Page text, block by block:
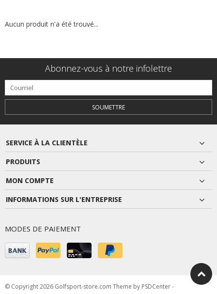
Aucun produit n'a été trouvé...
Abonnez-vous à notre infolettre
SOUMETTRE
SERVICE À LA CLIENTÈLE
PRODUITS
MON COMPTE
INFORMATIONS SUR L'ENTREPRISE
MODES DE PAIEMENT
© Copyright 2026 Golfsport-store.com Theme by PSDCenter-